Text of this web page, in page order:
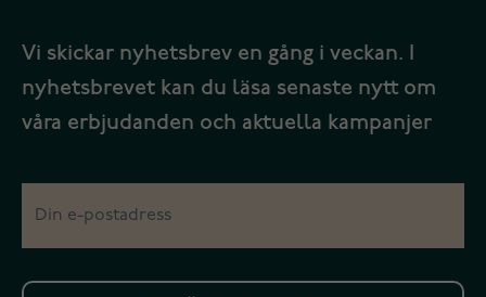
Vi skickar nyhetsbrev en gång i veckan. I
nyhetsbrevet kan du läsa senaste nytt om
våra erbjudanden och aktuella kampanjer